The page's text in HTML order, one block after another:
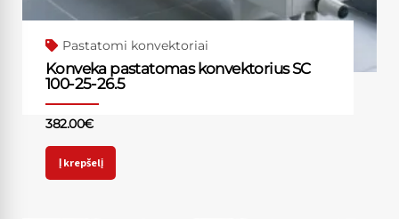
Pastatomi konvektoriai
Konveka pastatomas konvektorius SC
100-25-26.5
382.00€
Į krepšelį